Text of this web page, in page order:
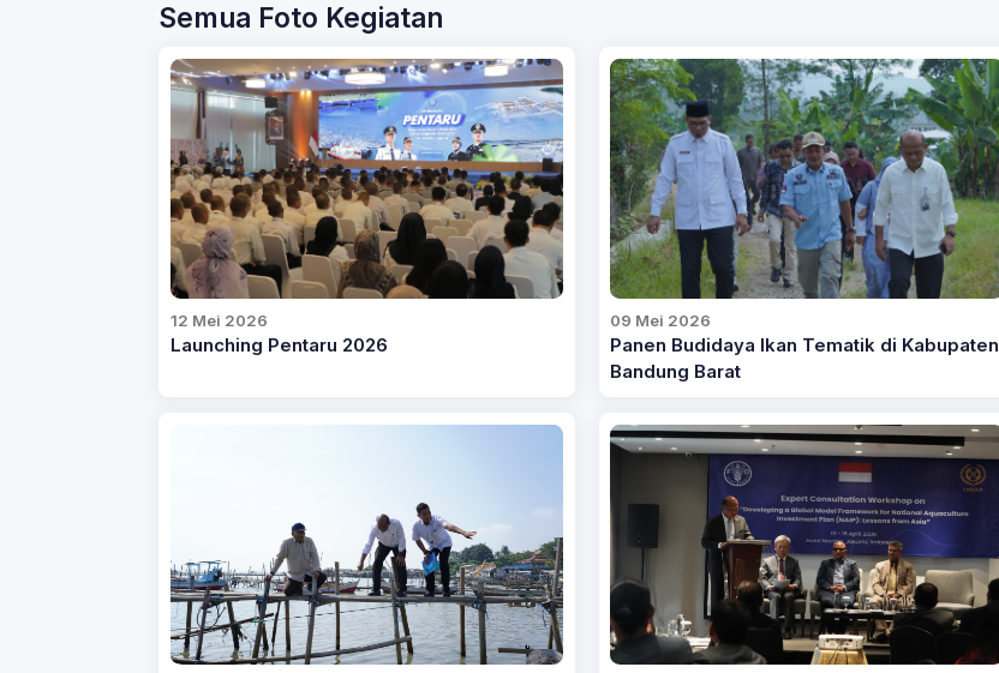
Semua Foto Kegiatan
12 Mei 2026
Launching Pentaru 2026
09 Mei 2026
Panen Budidaya Ikan Tematik di Kabupaten
Bandung Barat